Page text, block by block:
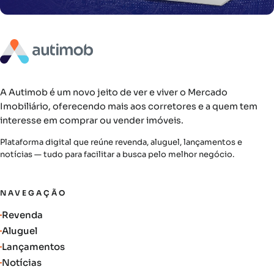
A Autimob é um novo jeito de ver e viver o Mercado
Imobiliário, oferecendo mais aos corretores e a quem tem
interesse em comprar ou vender imóveis.
Plataforma digital que reúne revenda, aluguel, lançamentos e
notícias — tudo para facilitar a busca pelo melhor negócio.
NAVEGAÇÃO
Revenda
Aluguel
Lançamentos
Notícias